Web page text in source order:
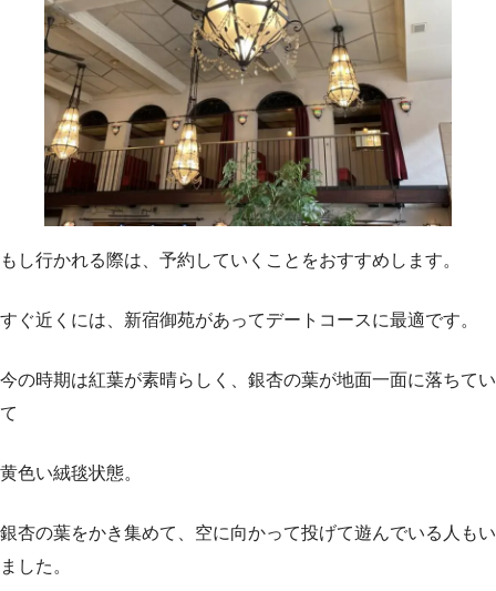
もし行かれる際は、予約していくことをおすすめします。
すぐ近くには、新宿御苑があってデートコースに最適です。
今の時期は紅葉が素晴らしく、銀杏の葉が地面一面に落ちてい
て
黄色い絨毯状態。
銀杏の葉をかき集めて、空に向かって投げて遊んでいる人もい
ました。